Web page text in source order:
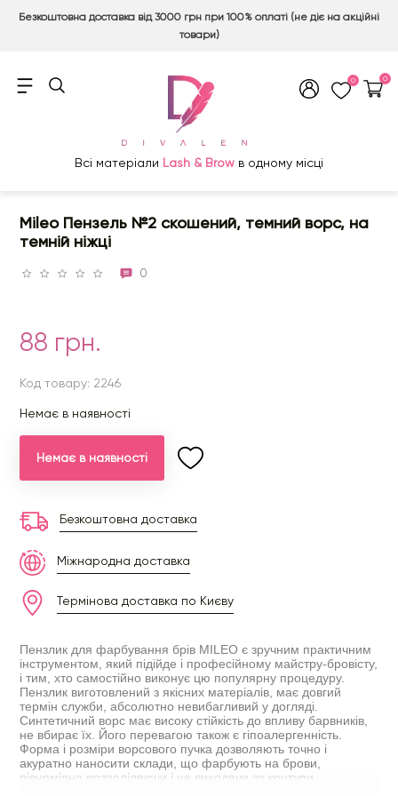
Безкоштовна доставка від 3000 грн при 100% оплаті (не діє на акційні
товари)
0 0
Всі матеріали Lash & Brow в одному місці
Mileo Пензель №2 скошений, темний ворс, на
темній ніжці
0
88 грн.
Код товару: 2246
Немає в наявності
Немає в наявності
Безкоштовна доставка
Міжнародна доставка
Термінова доставка по Києву
Пензлик для фарбування брів MILEO є зручним практичним
інструментом, який підійде і професійному майстру-бровісту,
і тим, хто самостійно виконує цю популярну процедуру.
Пензлик виготовлений з якісних матеріалів, має довгий
термін служби, абсолютно невибагливий у догляді.
Синтетичний ворс має високу стійкість до впливу барвників,
не вбирає їх. Його перевагою також є гіпоалергенність.
Форма і розміри ворсового пучка дозволяють точно і
акуратно наносити склади, що фарбують на брови,
рівномірно розподіляючи і не виходячи за контури.